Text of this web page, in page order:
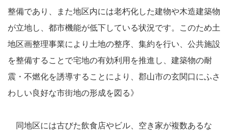
整備であり、また地区内には老朽化した建物や木造建築物
が立地し、都市機能が低下している状況です。このため土
地区画整理事業により土地の整序、集約を行い、公共施設
を整備することで宅地の有効利用を推進し、建築物の耐
震・不燃化を誘導することにより、郡山市の玄関口にふさ
わしい良好な市街地の形成を図る》
同地区には古びた飲食店やビル、空き家が複数あるな